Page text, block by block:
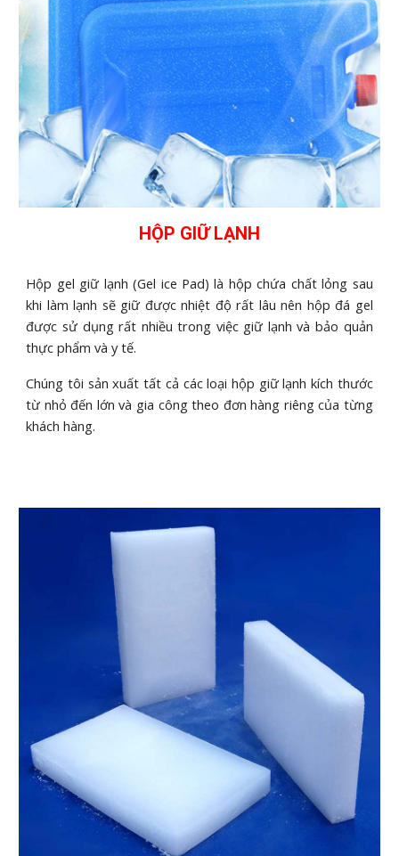
HỘP GIỮ LẠNH
Hộp gel giữ lạnh (Gel ice Pad) là hộp chứa chất lỏng sau
khi làm lạnh sẽ giữ được nhiệt độ rất lâu nên hộp đá gel
được sử dụng rất nhiều trong việc giữ lạnh và bảo quản
thực phẩm và y tế.
Chúng tôi sản xuất tất cả các loại hộp giữ lạnh kích thước
từ nhỏ đến lớn và gia công theo đơn hàng riêng của từng
khách hàng.